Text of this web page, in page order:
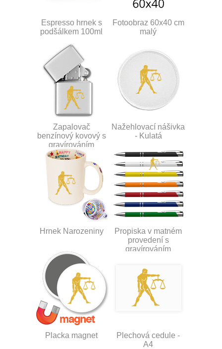
Espresso hrnek s
podšálkem 100ml
Fotoobraz 60x40 cm
malý
Zapalovač
benzínový kovový s
gravírováním
Nažehlovací nášivka
- Kulatá
Hrnek Narozeniny
Propiska v matném
provedení s
gravírováním
Placka magnet
Plechová cedule -
A4